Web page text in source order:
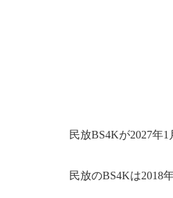
民放BS4Kが2027年
民放のBS4Kは2018